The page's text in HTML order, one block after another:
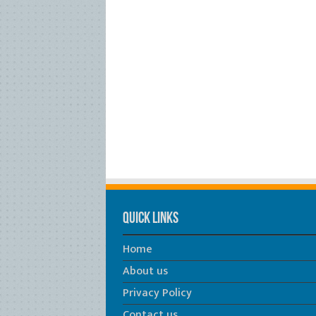
Quick Links
Home
About us
Privacy Policy